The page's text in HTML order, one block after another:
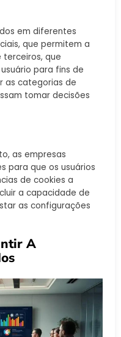
em diferentes
que permitem a
terceiros, que
para fins de
as categorias de
tomar decisões
as empresas
para que os usuários
de cookies a
a capacidade de
as configurações
A